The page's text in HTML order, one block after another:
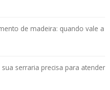
de madeira: quando vale a
serraria precisa para atender